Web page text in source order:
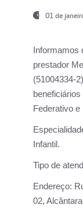
01 de
Informamos
prestador
(51004334-
beneficiários
Federativo e
Infantil.
Tipo de
Endereço:
02,